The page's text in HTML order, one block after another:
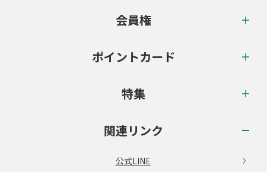
会員権
ポイントカード
特集
関連リンク
公式LINE